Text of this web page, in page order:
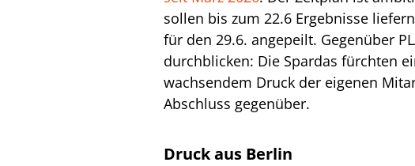
sollen bis zum 22.6 Ergebnisse
für den 29.6. angepeilt. Gegenüber
durchblicken: Die Spardas fürchten
wachsendem Druck der eigenen
Abschluss gegenüber.
Druck aus Berlin